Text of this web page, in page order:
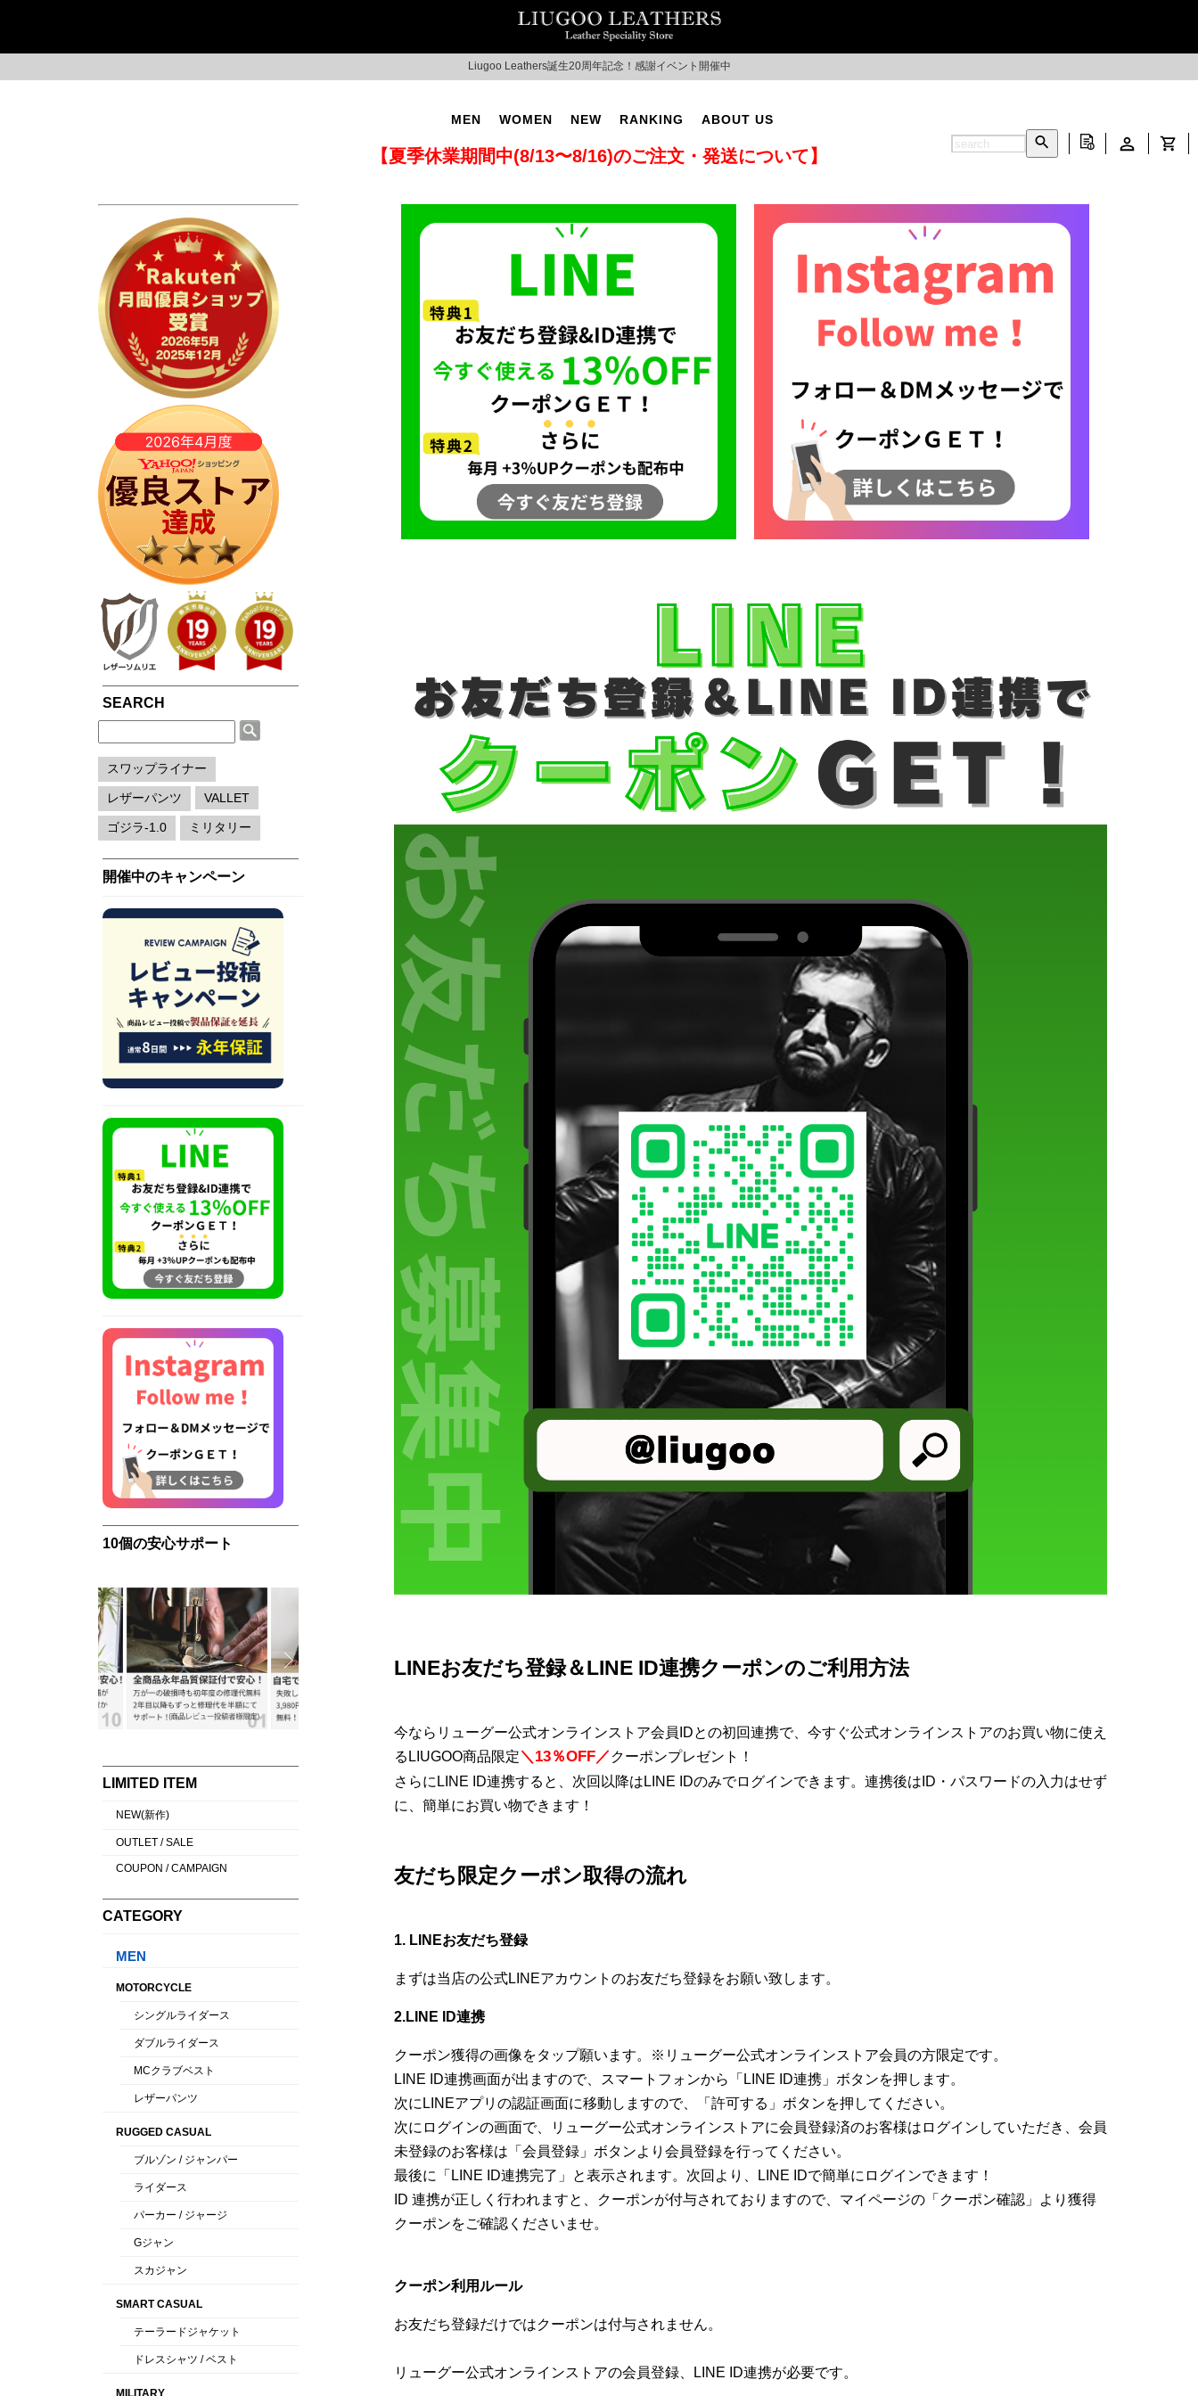
Liugoo Leathers誕生20周年記念！感謝イベント開催中
THE Hu×Liugoo Leathers アメリカ進出記念コラボ中
MEN
今季イチオシ
MOTORCYCLE ▶
春夏専用ライダース
シングルライダース
ダブルライダース
MCクラブベスト
レザーパンツ
LEATHER GOODS ▶
レザーインテリア
レザーエプロン
レザーベルト
HOT No.1
ライダース
パーカー / ジャージ
Gジャン
スカジャン
SMART CASUAL ▶
ドレスシャツ / ベスト
A-2 フライトジャケット
MA-1 フライトジャケット
M-65 フィールドジャケット
M-51 モッズコート
カーコート
ファラオコート
ランチコート
モッズコート
トレンチコート
SPECIAL COLLECTION ▶
LIUGOO LEATHERS×VIBECA Co.
RSSサカキハラ公認-ロックンロールライダー-
LIUGOO LEATHERS×56TATTOO STUDIO
LIUGOO tokyo×オトコフクDX
LIUGOO LEATHERS×THE Hu米国進出記念
NEXT COMING SOON
LEATHER CARE ▶
レビュー投稿キャンペーン▶
WOMEN
TOWN WEAR ▶
ライダース
ノーカラー
パーカー / フード付き
ブルゾン
レザーコート
シングルライダース
ダブルライダース
レザーパンツ
ダウンジャケット・コート
ムートンジャケット・コート
GOODS ▶
クッションカバー
チェアパッド
ティッシュカバー
ゴジラ－1.0神木隆之介さんご着用モデル
LIUGOO LEATHERS×VIBECA Co.
ANA WINGSパイロット訓練生ユニフォーム
LEATHER CARE ▶
配布中のクーポン▶
レビュー投稿キャンペーン▶
NEW RANKING ABOUT US
ABOUT US ▶
LIUGOOとは?
LIUGOOのミッション・ビジョン
皮革衣料にこだわる理由
高品質・低価格を実現できている理由
品質・安全管理体制の構築
サスティナビリティ
途上国生産を通じての社会貢献
著名人や大企業も認める品質の高さ
楽天ショップレビュー4.83点の高評価
SUPPORT ▶
お買い物ガイド
レザーケア/お手入れ方法
カスタマイズできるお店のご案内
サイズ選びサポート
再入荷案内/受注生産
CAMPAIGN ▶
レビュー投稿キャンペーン
20周年記念クーポン配布中
OUTLET
レビュー総数20万件突破！
INFORMATION ▶
MEDIA-映画/ドラマ/TV
INSTAGRAM
STAFF BLOG
会社概要
お知らせ
CONTACT ▶
卸販売のご案内
衣装協力
メディア取材
FAQ・お問い合わせ
【夏季休業期間中(8/13〜8/16)のご注文・発送について】
LINEお友だち登録＆LINE ID連携クーポンのご利用方法
今ならリューグー公式オンラインストア会員IDとの初回連携で、今すぐ公式オンラインストアのお買い物に使え
るLIUGOO商品限定＼13％OFF／ クーポンプレゼント！
さらにLINE ID連携すると、次回以降はLINE IDのみでログインできます。連携後はID・パスワードの入力はせず
に、簡単にお買い物できます！
友だち限定クーポン取得の流れ
1. LINEお友だち登録
まずは当店の公式LINEアカウントのお友だち登録をお願い致します。
2.LINE ID連携
クーポン獲得の画像をタップ願います。※リューグー公式オンラインストア会員の方限定です。
LINE ID連携画面が出ますので、スマートフォンから「LINE ID連携」ボタンを押します。
次にLINEアプリの認証画面に移動しますので、「許可する」ボタンを押してください。
次にログインの画面で、リューグー公式オンラインストアに会員登録済のお客様はログインしていただき、会員
未登録のお客様は「会員登録」ボタンより会員登録を行ってください。
最後に「LINE ID連携完了」と表示されます。次回より、LINE IDで簡単にログインできます！
ID 連携が正しく行われますと、クーポンが付与されておりますので、マイページの「クーポン確認」より獲得
クーポンをご確認くださいませ。
クーポン利用ルール
お友だち登録だけではクーポンは付与されません。
リューグー公式オンラインストアの会員登録、LINE ID連携が必要です。